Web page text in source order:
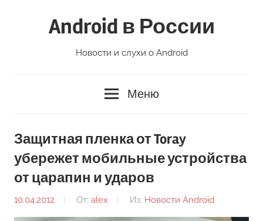
Android в России
Новости и слухи о Android
Меню
Защитная пленка от Toray
убережет мобильные устройства
от царапин и ударов
10.04.2012 От: alex Из: Новости Android